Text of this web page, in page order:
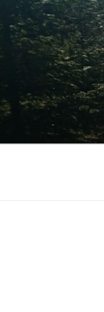
Skip
to
content